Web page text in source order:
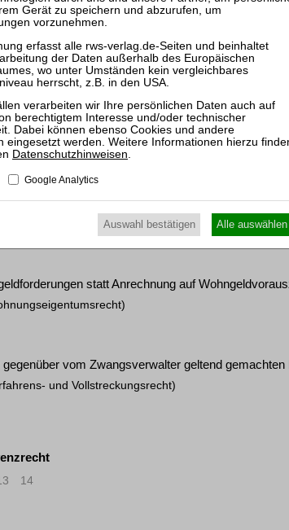
einer bestehenden GbR bei Grundstückserwerb
und Grundbuchrecht)
als Ist-Wert unter Berücksichtigung offener
Willensbildung wegen chronischer Schizophrenie
und Grundbuchrecht)
statt Anrechnung auf
vom Zwangsverwalter geltend gemachten
und Vollstreckungsrecht)
14
Datenschutzhinweisen.
Google Analytics
Auswahl bestätigen Alle auswählen